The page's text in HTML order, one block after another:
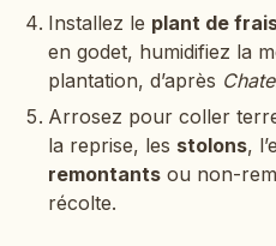
Installez le plant de
en godet, humidifiez la
plantation, d’après
Arrosez pour coller
la reprise, les stolons,
remontants ou non-
récolte.